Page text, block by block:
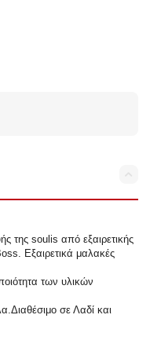
της soulis από εξαιρετικής
Εξαιρετικά μαλακές
των υλικών
σε Λαδί και